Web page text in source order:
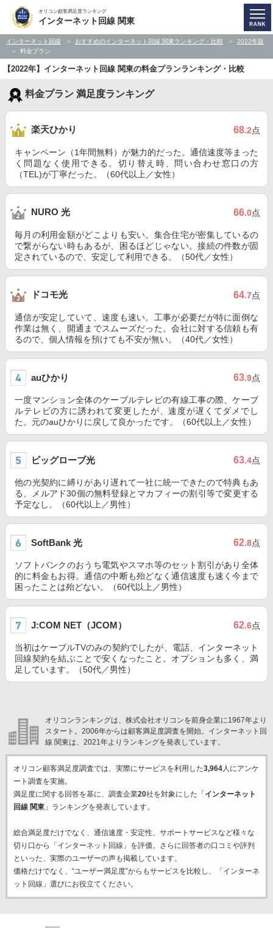
オリコン顧客満足度ランキング
インターネット回線 関東
インターネット回線 おすすめのインターネット回線 関東ランキング・比較
2022年版
料金プラン
【2022年】インターネット回線 関東の料金プランランキング・比較
料金プラン 満足度ランキング
楽天ひかり 68.2点
キャンペーン（1年間無料）が魅力的だった。通信速度等まった
く問題なく使用できる。切り替え時、問い合わせ窓口の方
（TEL)が丁寧だった。（60代以上／女性）
NURO 光 66.0点
毎月の利用金額がどこよりも安い。集合住宅が密集しているの
で繋がらない時もあるが、困るほどじゃない。接続の件数が固
定されているので、安定して利用できる。（50代／女性）
ドコモ光 64.7点
通信が安定していて、速度も速い。工事が必要だが特に面倒な
作業は無く、開通までスムーズだった。会社に対する信頼も有
るので、個人情報を預けても不安が無い。（40代／女性）
auひかり 63.9点
一度マンション全体のケーブルテレビの有線工事の際、ケーブ
ルテレビの方に誘われて変更したが、速度が遅くてダメでし
た。元のauひかりに戻して良かったです。（60代以上／女性）
ビッグローブ光 63.4点
他の光契約に縛りがあり遅れて一社に統一できたので特典もあ
る、メルアド30個の無料登録とマカフィーの割引等で変更する
予定なし。（60代以上／男性）
SoftBank 光 62.8点
ソフトバンクのおうち電気やスマホ等のセット割引があり全体
的に料金もお得。通信の中断も殆どなく通信速度も速く今まで
困ったことは殆どない。（60代以上／男性）
J:COM NET（JCOM） 62.6点
当初はケーブルTVのみの契約でしたが、電話、インターネット
回線契約を結ぶことで安くなったこと。オプションも多く、満
足しています。（50代／男性）
オリコンランキングは、株式会社オリコンを前身企業に1967年より
スタート。2006年からは顧客満足度調査を開始。インターネット回
線 関東は、2021年よりランキングを発表しています。
オリコン顧客満足度調査では、実際にサービスを利用した3,964人にアンケ
ート調査を実施。
満足度に関する回答を基に、調査企業20社を対象にした「 インターネット
回線 関東」ランキングを発表しています。
総合満足度だけでなく、通信速度・安定性、サポートサービスなど様々な
切り口から「インターネット回線」を評価。さらに回答者の口コミや評判
といった、実際のユーザーの声も掲載しています。
価格だけでなく、“ユーザー満足度”からもサービスを比較し、「インターネ
ット回線」選びにお役立てください。